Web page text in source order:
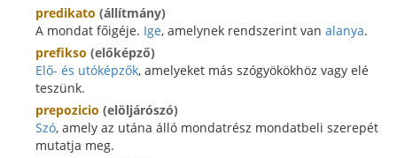
predikato (állítmány)
A mondat főigéje. Ige, amelynek rendszerint van alanya.
prefikso (előképző)
Elő- és utóképzők, amelyeket más szógyökökhöz vagy elé
teszünk.
prepozicio (elöljárószó)
Szó, amely az utána álló mondatrész mondatbeli szerepét
mutatja meg.